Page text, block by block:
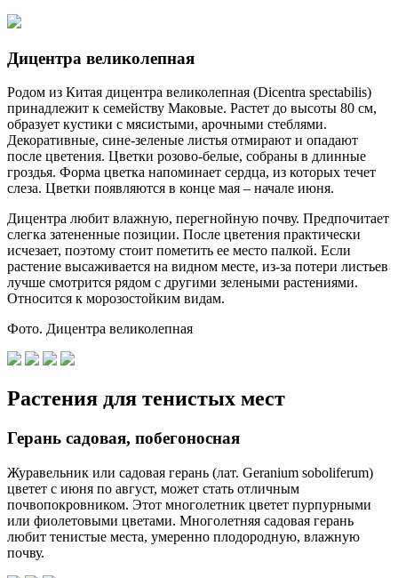
Дицентра великолепная
Родом из Китая дицентра великолепная (Dicentra spectabilis)
принадлежит к семейству Маковые. Растет до высоты 80 см,
образует кустики с мясистыми, арочными стеблями.
Декоративные, сине-зеленые листья отмирают и опадают
после цветения. Цветки розово-белые, собраны в длинные
гроздья. Форма цветка напоминает сердца, из которых течет
слеза. Цветки появляются в конце мая – начале июня.
Дицентра любит влажную, перегнойную почву. Предпочитает
слегка затененные позиции. После цветения практически
исчезает, поэтому стоит пометить ее место палкой. Если
растение высаживается на видном месте, из-за потери листьев
лучше смотрится рядом с другими зелеными растениями.
Относится к морозостойким видам.
Фото. Дицентра великолепная
Растения для тенистых мест
Герань садовая, побегоносная
Журавельник или садовая герань (лат. Geranium soboliferum)
цветет с июня по август, может стать отличным
почвопокровником. Этот многолетник цветет пурпурными
или фиолетовыми цветами. Многолетняя садовая герань
любит тенистые места, умеренно плодородную, влажную
почву.